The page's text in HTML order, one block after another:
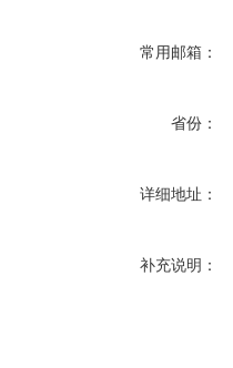
常用邮箱：
省份：
详细地址：
补充说明：